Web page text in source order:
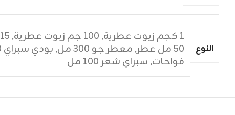
النوع
١ كجم زيوت عطرية , ١٠٠ جم زيوت عطرية , ١٥ مل عطر
٥٠ مل عطر
, معطر جو ٣٠٠ مل , بودي سبراي ٢٥٠ مل
فواحات, سبراي شعر ١٠٠ مل